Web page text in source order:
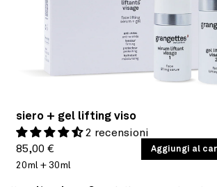
siero + gel lifting viso
2 recensioni
Prezzo
di
85,00 €
PREZZO
UNITARIO
/
20ml + 30ml
Aggiungi al